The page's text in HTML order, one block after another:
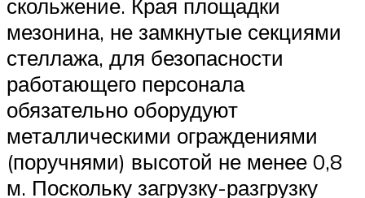
скольжение. Края площадки
мезонина, не замкнутые секциями
стеллажа, для безопасности
работающего персонала
обязательно оборудуют
металлическими ограждениями
(поручнями) высотой не менее 0,8
м. Поскольку загрузку-разгрузку